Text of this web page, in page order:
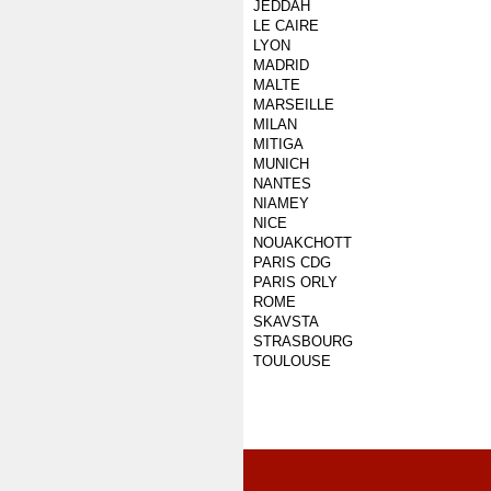
JEDDAH
LE CAIRE
LYON
MADRID
MALTE
MARSEILLE
MILAN
MITIGA
MUNICH
NANTES
NIAMEY
NICE
NOUAKCHOTT
PARIS CDG
PARIS ORLY
ROME
SKAVSTA
STRASBOURG
TOULOUSE